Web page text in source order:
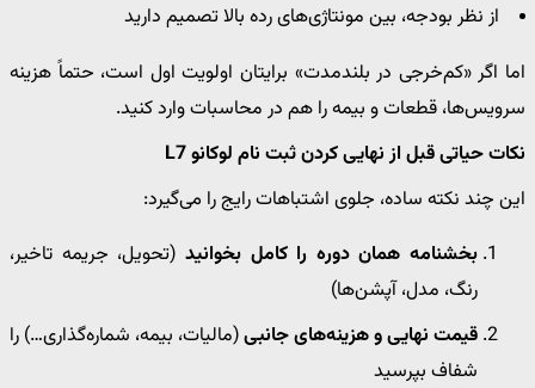
از نظر بودجه، بین مونتاژی‌های رده بالا تصمیم دارید
اما اگر «کم‌خرجی در بلندمدت» برایتان اولویت اول است، حتماً هزینه
سرویس‌ها، قطعات و بیمه را هم در محاسبات وارد کنید.
نکات حیاتی قبل از نهایی کردن ثبت نام لوکانو L7
این چند نکته ساده، جلوی اشتباهات رایج را می‌گیرد:
بخشنامه همان دوره را کامل بخوانید (تحویل، جریمه تاخیر،
رنگ، مدل، آپشن‌ها)
قیمت نهایی و هزینه‌های جانبی(مالیات، بیمه، شماره‌گذاری…) را
شفاف بپرسید